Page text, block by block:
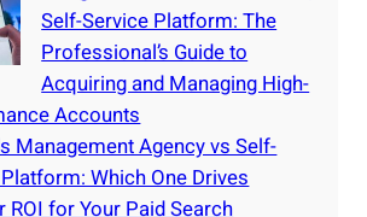
Self-Service Platform: The
Professional’s Guide to
Acquiring and Managing High-
Accounts
Management Agency vs Self-
Which One Drives
ROI for Your Paid Search